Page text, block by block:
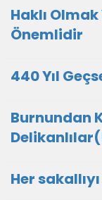
Haklı
Önemlidir
440 Yıl
Burnundan
Her